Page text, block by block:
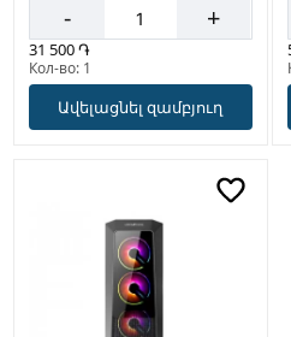
- +
31 500 ֏
Кол-во: 1
Ավելացնել զամբյուղ